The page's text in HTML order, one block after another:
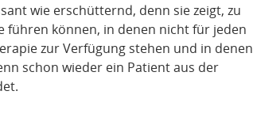
wie erschütternd, denn sie zeigt, zu
führen können, in denen nicht für jeden
zur Verfügung stehen und in denen
schon wieder ein Patient aus der